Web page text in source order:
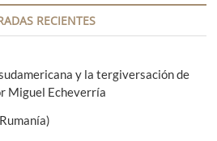
s
i
u
i
n
RECIENTES
y la tergiversación de
Miguel Echeverría